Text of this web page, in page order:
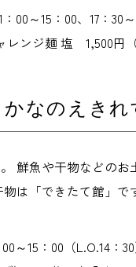
～15：00、17：30
ンジ麺 塩 1,500円
なのえきれ
鮮魚や干物などのお
は「できたて館」で
～15：00（L.O.14